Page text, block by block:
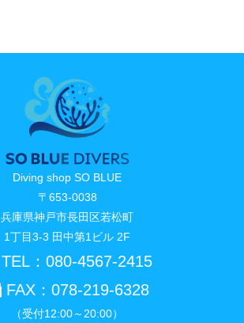
Diving shop SO BLUE
〒653-0038
兵庫県神戸市長田区若松町
1丁目3-3 田中第1ビル 2F
TEL：080-4567-2415
FAX：078-219-6328
（受付12:00～20:00）